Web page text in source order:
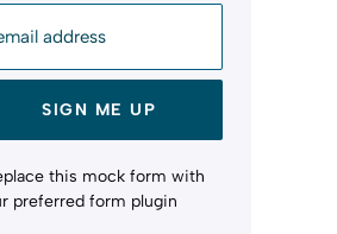
address
SIGN ME UP
this mock form with
preferred form plugin